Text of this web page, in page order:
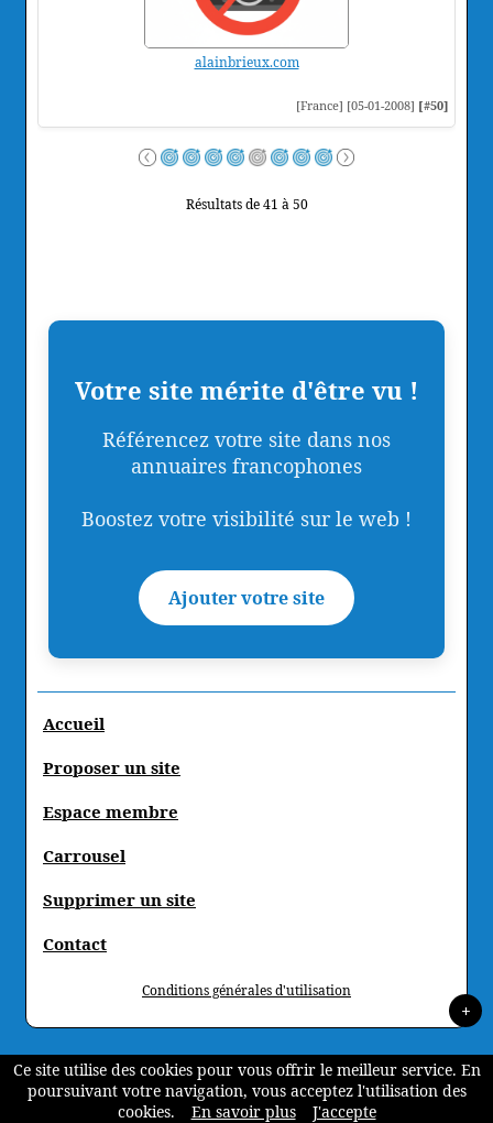
alainbrieux.com
[France] [05-01-2008] [#50]
Résultats de 41 à 50
Votre site mérite d'être vu !
Référencez votre site dans nos
annuaires francophones
Boostez votre visibilité sur le web !
Ajouter votre site
Accueil
Proposer un site
Espace membre
Carrousel
Supprimer un site
Contact
Conditions générales d'utilisation
+
Ce site utilise des cookies pour vous offrir le meilleur service. En
poursuivant votre navigation, vous acceptez l'utilisation des
cookies.
En savoir plus J'accepte